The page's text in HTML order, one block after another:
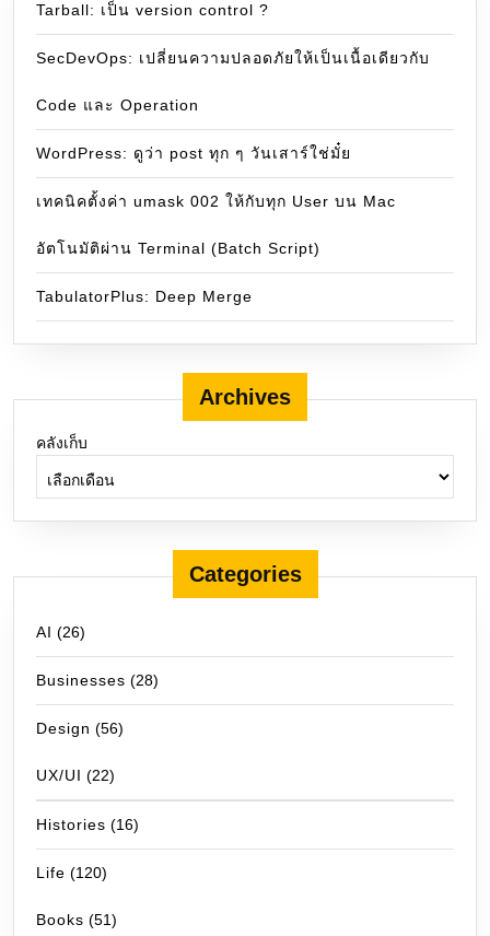
Tarball: เป็น version control ?
SecDevOps: เปลี่ยนความปลอดภัยให้เป็นเนื้อเดียวกับ
Code และ Operation
WordPress: ดูว่า post ทุก ๆ วันเสาร์ใช่มั๋ย
เทคนิคตั้งค่า umask 002 ให้กับทุก User บน Mac
อัตโนมัติผ่าน Terminal (Batch Script)
TabulatorPlus: Deep Merge
Archives
คลังเก็บ
Categories
AI (26)
Businesses (28)
Design (56)
UX/UI (22)
Histories (16)
Life (120)
Books (51)